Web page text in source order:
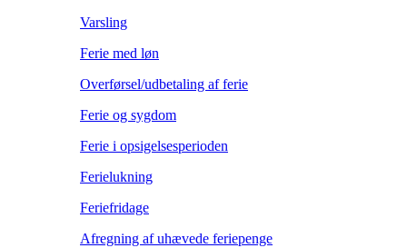
Varsling
Ferie med løn
Overførsel/udbetaling af ferie
Ferie og sygdom
Ferie i opsigelsesperioden
Ferielukning
Feriefridage
Afregning af uhævede feriepenge